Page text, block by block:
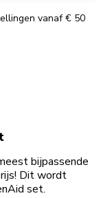
vanaf € 50
bijpassende
Dit wordt
set.